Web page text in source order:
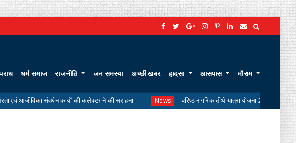
धर्म समाज राजनीति जन समस्या अच्छी खबर हादसा आसपास मौसम
कार्यों की कलेक्टर ने की सराहना News वरिष्ठ नागरिक तीर्थ यात्रा योजना-2026 के लिए ऑनलाइन लॉटरी